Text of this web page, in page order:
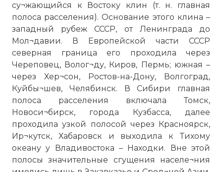
су¬жающийся к Востоку клин (т. н. главная
полоса расселения). Основание этого клина –
западный рубеж СССР, от Ленинграда до
Мол¬давии. В Европейской части СССР
северная граница его проходила через
Череповец, Волог¬ду, Киров, Пермь; южная –
через Хер¬сон, Ростов-на-Дону, Волгоград,
Куйбы¬шев, Челябинск. В Сибири главная
полоса расселения включала Томск,
Новоси¬бирск, города Кузбасса, далее
проходила узкой полосой через Красноярск,
Ир¬кутск, Хабаровск и выходила к Тихому
океану у Владивостока – Находки. Вне этой
полосы значительные сгущения населе¬ния